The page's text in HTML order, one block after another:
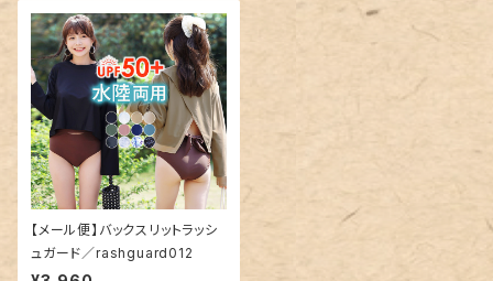
【メール便】バックスリットラッシ
ュガード／rashguard012